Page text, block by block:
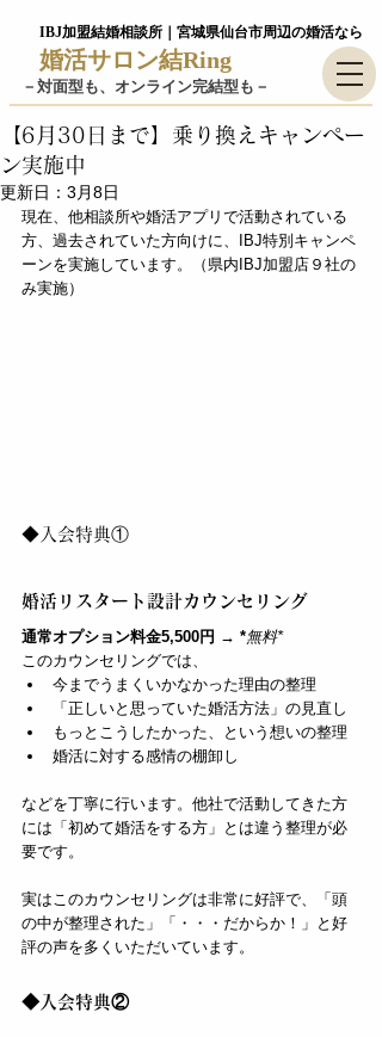
IBJ加盟結婚相談所｜宮城県仙台市周辺の婚活なら
婚活サロン結Ring
－​対面型も、オンライン完結型も－
【6月30日まで】乗り換えキャンペー
ン実施中
更新日： 3月8日
現在、他相談所や婚活アプリで活動されている
方、過去されていた方向けに、IBJ特別キャンペ
ーンを実施しています。（県内IBJ加盟店９社の
み実施）
◆入会特典①
婚活リスタート設計カウンセリング
通常オプション料金5,500円 → *無料*
このカウンセリングでは、
今までうまくいかなかった理由の整理
「正しいと思っていた婚活方法」の見直し
もっとこうしたかった、という想いの整理
婚活に対する感情の棚卸し
などを丁寧に行います。他社で活動してきた方
には「初めて婚活をする方」とは違う整理が必
要です。
実はこのカウンセリングは非常に好評で、「頭
の中が整理された」「・・・だからか！」と好
評の声を多くいただいています。
◆入会特典②